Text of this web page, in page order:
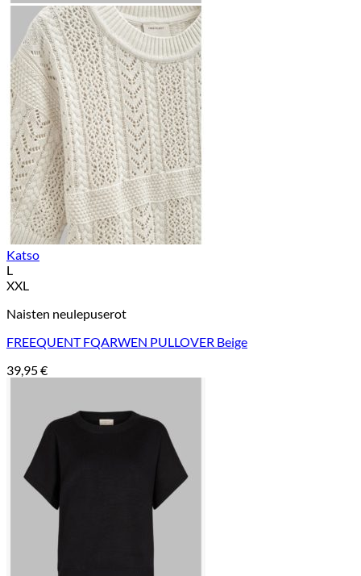
Katso
L
XXL
Naisten neulepuserot
FREEQUENT FQARWEN PULLOVER Beige
39,95€